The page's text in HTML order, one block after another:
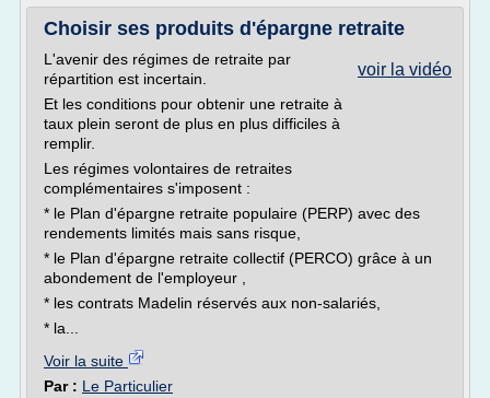
Choisir ses produits d'épargne retraite
voir la vidéo
L'avenir des régimes de retraite par
répartition est incertain.
Et les conditions pour obtenir une retraite à
taux plein seront de plus en plus difficiles à
remplir.
Les régimes volontaires de retraites
complémentaires s'imposent :
* le Plan d'épargne retraite populaire (PERP) avec des
rendements limités mais sans risque,
* le Plan d'épargne retraite collectif (PERCO) grâce à un
abondement de l'employeur ,
* les contrats Madelin réservés aux non-salariés,
* la...
Voir la suite
Par : Le Particulier